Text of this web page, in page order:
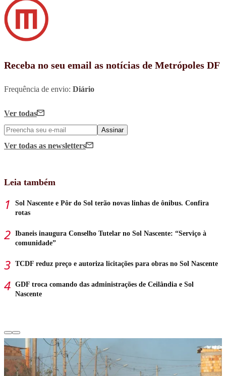
Receba no seu email as notícias de Metrópoles DF
Frequência de envio: Diário
Ver todas
Assinar
Ver todas as newsletters
Leia também
Sol Nascente e Pôr do Sol terão novas linhas de ônibus. Confira
rotas
Ibaneis inaugura Conselho Tutelar no Sol Nascente: “Serviço à
comunidade”
TCDF reduz preço e autoriza licitações para obras no Sol Nascente
GDF troca comando das administrações de Ceilândia e Sol
Nascente